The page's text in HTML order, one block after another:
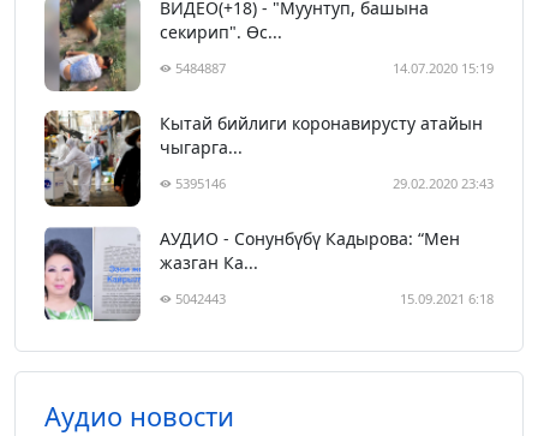
ВИДЕО(+18) - "Муунтуп, башына
секирип". Өс...
5484887 14.07.2020 15:19
Кытай бийлиги коронавирусту атайын
чыгарга...
5395146 29.02.2020 23:43
АУДИО - Сонунбүбү Кадырова: “Мен
жазган Ка...
5042443 15.09.2021 6:18
Аудио новости